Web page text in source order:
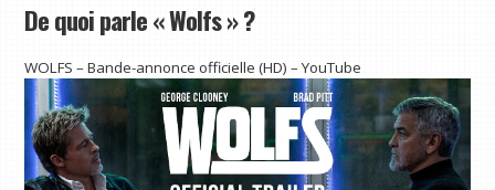
De quoi parle « Wolfs » ?
WOLFS – Bande-annonce officielle (HD) – YouTube